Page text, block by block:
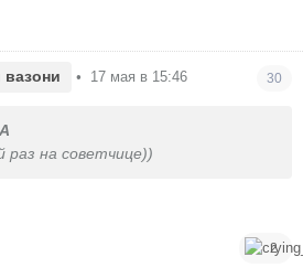
вазони • 17 мая в 15:46 30
раз на советчице))
2